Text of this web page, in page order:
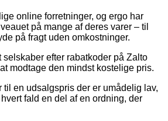
online forretninger, og ergo har
på mange af deres varer – til
på fragt uden omkostninger.
efter rabatkoder på Zalto
modtage den mindst kostelige pris.
en udsalgspris der er umådelig lav,
fald en del af en ordning, der